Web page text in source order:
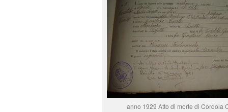
anno 1929 Atto di morte di Cordola